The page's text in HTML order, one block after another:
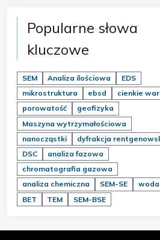
Popularne słowa
kluczowe
SEM Analiza ilościowa
EDS
mikrostruktura
ebsd
cienkie
porowatość
geofizyka
Maszyna wytrzymałościowa
nanocząstki
dyfrakcja
DSC
analiza fazowa
chromatografia gazowa
analiza chemiczna
SEM-SE
woda
BET
TEM SEM-BSE